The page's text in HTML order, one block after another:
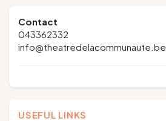
Contact
043362332
info@theatredelacommunaute.be
USEFUL LINKS